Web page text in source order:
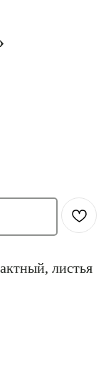
листья